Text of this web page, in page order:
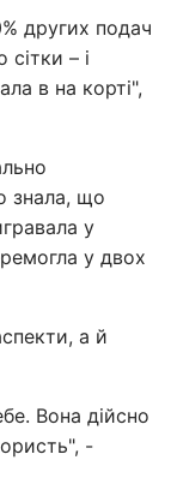
других подач
– і
в на корті",
знала, що
у
у двох
а й
Вона дійсно
-